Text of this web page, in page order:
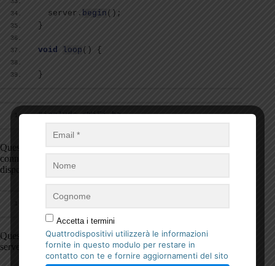
  server.
begin () ;
}
void loop () {
}
#include <WiFi.h>
Questa libreria fornisce le funzionalità per la gestione della
connessione ad una rete WiFI, la scansione delle reti
disponibili e la gestione degli eventi di connessione.
#include <ESPAsyncWebServer.h>
Questa libreria fornisce un’interfaccia semplice per creare un
server web asincrono su ESP32.
Accetta i termini
Quattrodispositivi utilizzerà le informazioni
fornite in questo modulo per restare in
contatto con te e fornire aggiornamenti del sito